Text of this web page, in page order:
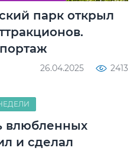
парк открыл
26.04.2025 2413
влюбленных
и сделал